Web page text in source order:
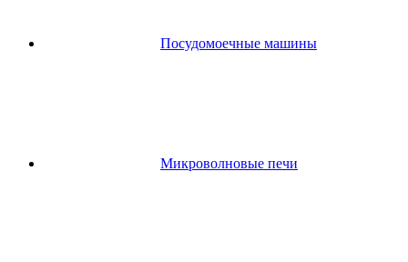
Посудомоечные машины
Микроволновые печи